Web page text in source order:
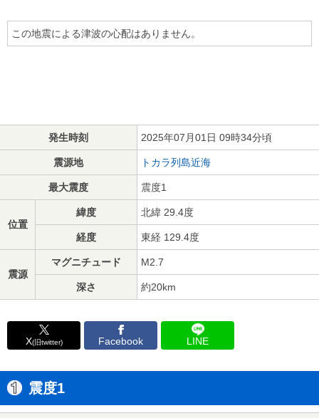
この地震による津波の心配はありません。
発生時刻 2025年07月01日 09時34分頃
震源地 トカラ列島近海
最大震度 震度1
位置
緯度 北緯 29.4度
経度 東経 129.4度
震源
マグニチュード M2.7
深さ 約20km
X(旧twitter) Facebook LINE
震度1